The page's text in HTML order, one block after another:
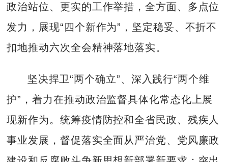
政治站位、更实的工作举措，全方面、多点位
发力，展现“四个新作为”，坚定稳妥、不折不
扣地推动六次全会精神落地落实。
坚决捍卫“两个确立”、深入践行“两个维
护”，着力在推动政治监督具体化常态化上展
现新作为。统筹疫情防控和全省民政、残疾人
事业发展，督促落实全面从严治党、党风廉政